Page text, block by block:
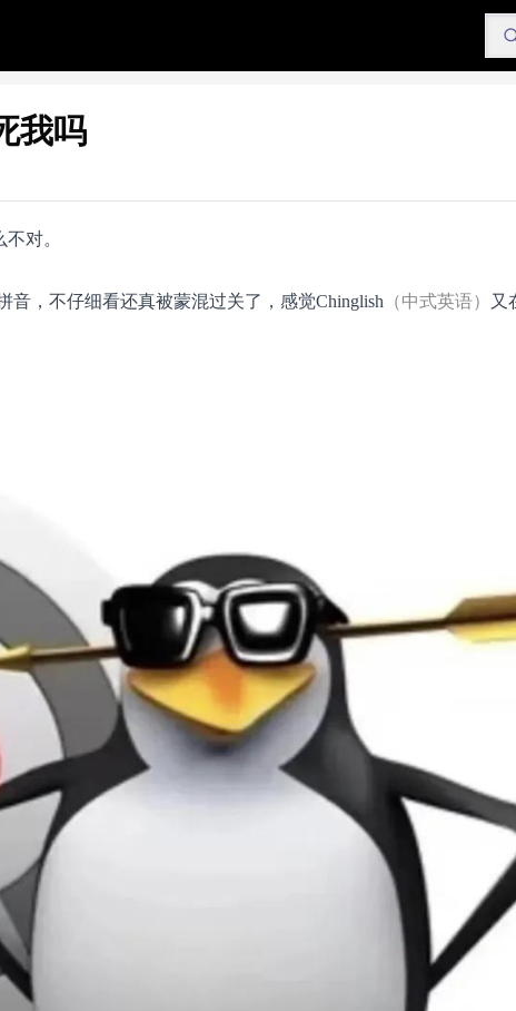
我吗
对。
，不仔细看还真被蒙混过关了，感觉Chinglish （中式英语）
又